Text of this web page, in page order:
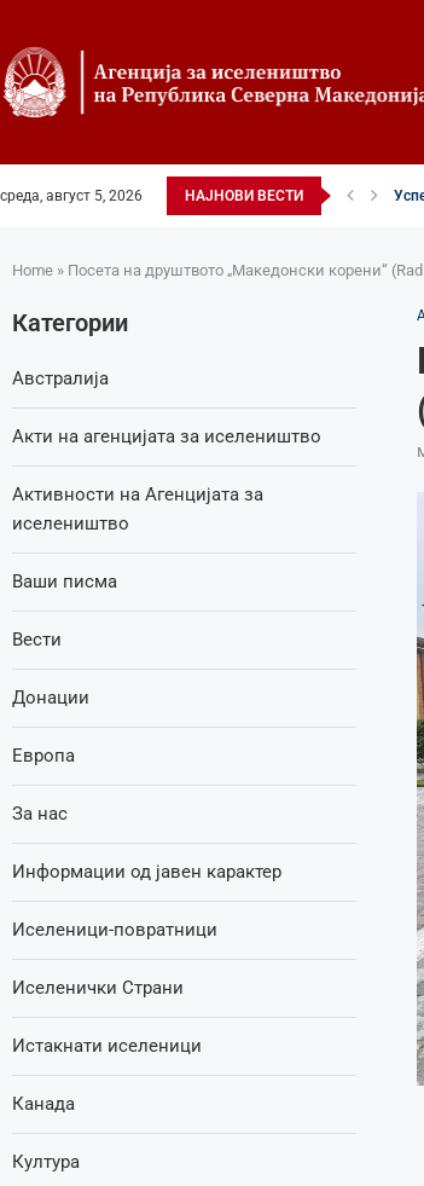
среда, август 5, 2026 НАЈНОВИ ВЕСТИ
Home » Посета на друштвото „Македонски корени“
Категории
Австралија
Акти на агенцијата за иселеништво
Активности на Агенцијата за
иселеништво
Ваши писма
Вести
Донации
Европа
За нас
Информации од јавен карактер
Иселеници-повратници
Иселенички Страни
Истакнати иселеници
Канада
Култура